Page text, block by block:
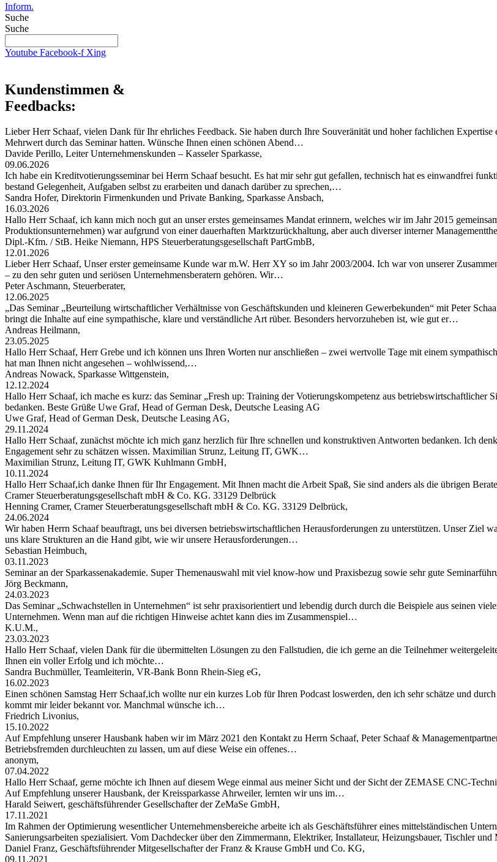
Inform.
Suche
Suche
Youtube Facebook-f Xing
Kundenstimmen &
Feedbacks:
Lieber Herr Schaaf, vielen Dank für Ihr ehrliches Feedback. Sie haben durch Ihre Souveränität und hoher fachlichen
Mehrwert durch das Seminar hatten. Wünsche Ihnen einen schönen Abend…
Davide Perillo, Leiter Unternehmenskunden – Kasseler Sparkasse,
09.06.2026
Ich habe ein Kreditvotierungsseminar bei Herrn Schaaf besucht. Es hat mir sehr gut gefallen, technisch hat es einwandfrei
bestand Gelegenheit, Aufgaben selbst zu erarbeiten und danach darüber zu sprechen,…
Sandra Hofer, Direktorin Firmenkunden und Private Banking, Sparkasse Ansbach,
16.03.2026
Hallo Herr Schaaf, ich kann mich noch gut an unser erstes gemeinsames Mandat erinnern, welches wir im Jahr 2015
Produktionsunternehmen) war aufgrund von einer dauerhaften Marktzurückhaltung, aber auch diverser interner
Dipl.-Kfm. / StB. Heike Niemann, HPS Steuerberatungsgesellschaft PartGmbB,
12.01.2026
Lieber Herr Schaaf, Unser erster gemeinsame Kunde war m.W. Herr XY so im Jahr 2003/2004. Ich war von unserer
– zu den sehr guten und seriösen Unternehmensberatern gehören. Wir…
Peter Aschmann, Steuerberater,
12.06.2025
„Das Seminar „Beurteilung wirtschaftlicher Verhältnisse von Geschäftskunden und kleineren Gewerbekunden“ mit Peter
bringt die Inhalte auf eine sympathische, klare und verständliche Art rüber. Besonders hervorzuheben ist, wie gut er…
Andreas Heilmann,
23.05.2025
Hallo Herr Schaaf, Herr Grebe und ich können uns Ihren Worten nur anschließen – zwei wertvolle Tage mit einem
hat man Ihnen nicht angesehen – wohlwissend,…
Andreas Nowack, Sparkasse Wittgenstein,
12.12.2024
Hallo Herr Schaaf, ich mache es kurz: das Seminar „Fresh up: Training der Votierungskompetenz aus
bedanken. Beste Grüße Uwe Graf, Head of German Desk, Deutsche Leasing AG
Uwe Graf, Head of German Desk, Deutsche Leasing AG,
29.11.2024
Hallo Herr Schaaf, zunächst möchte ich mich ganz herzlich für Ihre schnellen und konstruktiven Antworten bedanken. Ich
Engagement sehr zu schätzen wissen. Maximilian Strunz, Leitung IT, GWK…
Maximilian Strunz, Leitung IT, GWK Kuhlmann GmbH,
10.11.2024
Hallo Herr Schaaf,ich danke Ihnen für Ihr Engagement. Mit Ihnen macht die Arbeit Spaß, Sie sind anders als die übrigen
Cramer Steuerberatungsgesellschaft mbH & Co. KG. 33129 Delbrück
Henning Cramer, Cramer Steuerberatungsgesellschaft mbH & Co. KG. 33129 Delbrück,
24.06.2024
Wir haben Herrn Schaaf beauftragt, uns bei diversen betriebswirtschaftlichen Herausforderungen zu unterstützen. Unser Ziel
uns klare Strukturen an die Hand gibt, wie wir unsere Herausforderungen…
Sebastian Heimbuch,
03.11.2023
Seminar an der Sparkassenakademie. Super Themenauswahl mit viel know-how und Praxisbezug sowie sehr gute
Jörg Beckmann,
24.03.2023
Das Seminar „Schwachstellen in Unternehmen“ ist sehr praxisorientiert und lebendig durch durch die Beispiele aus seinen
Unternehmen. Wenn man auf die richtigen Hinweise achtet kann dies im Zusammenspiel…
K.U.M.,
23.03.2023
Hallo Herr Schaaf, vielen Dank für die übermittelten Lösungen zu den Fallstudien, die ich gerne an die Teilnehmer
Ihnen ein voller Erfolg und ich möchte…
Sandra Buchmüller, Teamleiterin, VR-Bank Bonn Rhein-Sieg eG,
16.02.2023
Einen schönen Samstag Herr Schaaf,ich wollte nur ein kurzes Lob für Ihren Podcast loswerden, den ich sehr schätze und
kommt mir leider bekannt vor. Manchmal wünsche ich…
Friedrich Livonius,
15.10.2022
Auf Empfehlung unserer Hausbank haben wir im März 2021 den Kontakt zu Herrn Schaaf, Peter Schaaf &
Betriebsfremden durchleuchten zu lassen, um auf diese Weise ein offenes…
anonym,
07.04.2022
Hallo Herr Schaaf, gerne möchte ich Ihnen auf diesem Wege einmal aus meiner Sicht und der Sicht der ZEMASE CNC-
Auf Empfehlung unserer Hausbank, der Kreissparkasse Ahrweiler, lernten wir uns im…
Harald Seiwert, geschäftsführender Gesellschafter der ZeMaSe GmbH,
17.11.2021
Im Rahmen der Optimierung wesentlicher Unternehmensbereiche arbeite ich als Geschäftsführer eines mittelständischen
Sanierungsarbeiten spezialisiert. Vom Dachdecker über den Zimmermann, Elektriker, Installateur, Heizungsbauer, Tischler
Daniel Franz, Geschäftsführender Mitgesellschafter der Franz & Krause GmbH und Co. KG,
09.11.2021